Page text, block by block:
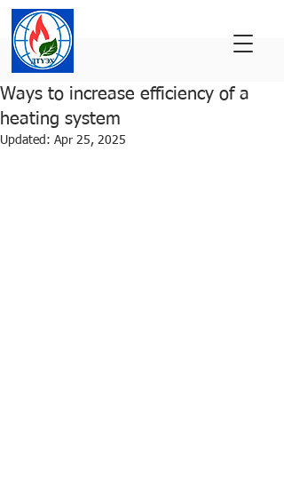
Ways to increase efficiency of a
heating system
Updated: Apr 25, 2025